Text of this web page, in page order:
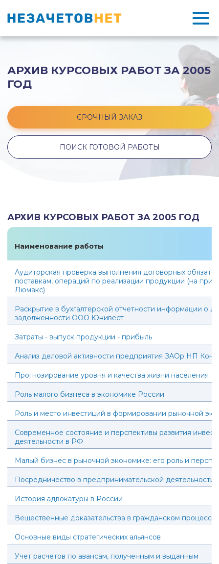
АРХИВ КУРСОВЫХ РАБОТ ЗА 2005
ГОД
СРОЧНЫЙ ЗАКАЗ
ПОИСК ГОТОВОЙ РАБОТЫ
АРХИВ КУРСОВЫХ РАБОТ ЗА 2005 ГОД
Наименование работы
Аудиторская проверка выполнения договорных
поставкам, операций по реализации продукции (на
Люмакс)
Раскрытие в бухгалтерской отчетности информации о
задолженности ООО Юнивест
Затраты - выпуск продукции - прибыль
Анализ деловой активности предприятия ЗАОр НП
Прогнозирование уровня и качества жизни населения
Роль малого бизнеса в экономике России
Роль и место инвестиций в формировании рыночной
Современное состояние и перспективы развития
деятельности в РФ
Малый бизнес в рыночной экономике: его роль и
Посредничество в предпринимательской деятельности
История адвокатуры в России
Вещественные доказательства в гражданском процессе
Основные виды стратегических альянсов
Учет расчетов по авансам, полученным и выданным